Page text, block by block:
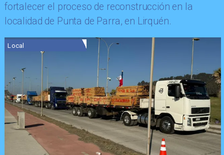
fortalecer el proceso de reconstrucción en la
localidad de Punta de Parra, en Lirquén.
Local